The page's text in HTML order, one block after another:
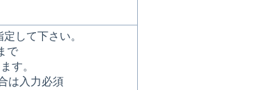
して下さい。
で
す。
は入力必須